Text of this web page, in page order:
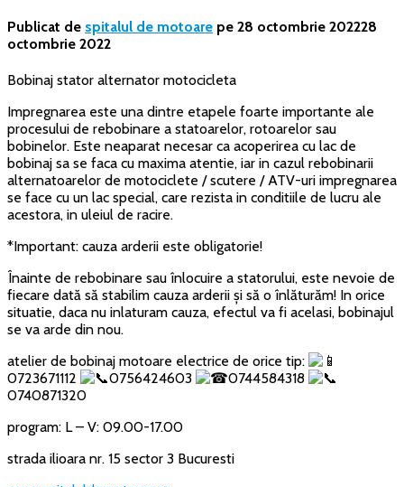
Publicat de spitalul de motoare pe 28 octombrie 202228
octombrie 2022
Bobinaj stator alternator motocicleta
Impregnarea este una dintre etapele foarte importante ale
procesului de rebobinare a statoarelor, rotoarelor sau
bobinelor. Este neaparat necesar ca acoperirea cu lac de
bobinaj sa se faca cu maxima atentie, iar in cazul rebobinarii
alternatoarelor de motociclete / scutere / ATV-uri impregnarea
se face cu un lac special, care rezista in conditiile de lucru ale
acestora, in uleiul de racire.
*Important: cauza arderii este obligatorie!
Înainte de rebobinare sau înlocuire a statorului, este nevoie de
fiecare dată să stabilim cauza arderii și să o înlăturăm! In orice
situatie, daca nu inlaturam cauza, efectul va fi acelasi, bobinajul
se va arde din nou.
atelier de bobinaj motoare electrice de orice tip:
0723671112
0756424603
0744584318
0740871320
program: L – V: 09.00-17.00
strada ilioara nr. 15 sector 3 Bucuresti